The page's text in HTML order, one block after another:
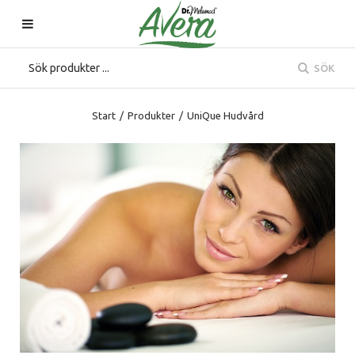
SÖK
Start / Produkter / UniQue Hudvård